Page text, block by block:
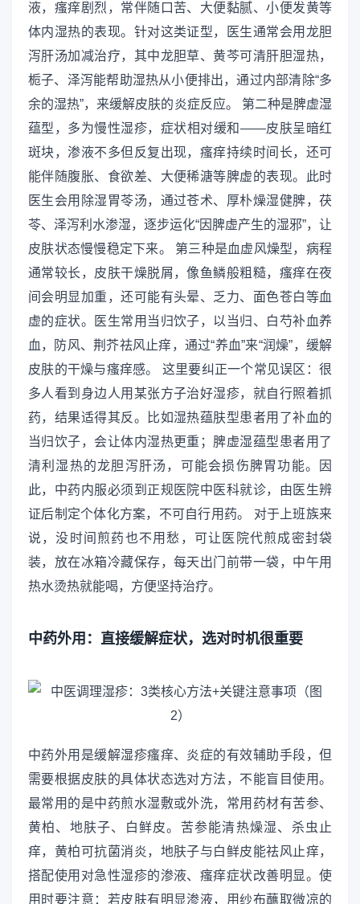
液，瘙痒剧烈，常伴随口苦、大便黏腻、小便发黄等
体内湿热的表现。针对这类证型，医生通常会用龙胆
泻肝汤加减治疗，其中龙胆草、黄芩可清肝胆湿热，
栀子、泽泻能帮助湿热从小便排出，通过内部清除“多
余的湿热”，来缓解皮肤的炎症反应。 第二种是脾虚湿
蕴型，多为慢性湿疹，症状相对缓和——皮肤呈暗红
斑块，渗液不多但反复出现，瘙痒持续时间长，还可
能伴随腹胀、食欲差、大便稀溏等脾虚的表现。此时
医生会用除湿胃苓汤，通过苍术、厚朴燥湿健脾，茯
苓、泽泻利水渗湿，逐步运化“因脾虚产生的湿邪”，让
皮肤状态慢慢稳定下来。 第三种是血虚风燥型，病程
通常较长，皮肤干燥脱屑，像鱼鳞般粗糙，瘙痒在夜
间会明显加重，还可能有头晕、乏力、面色苍白等血
虚的症状。医生常用当归饮子，以当归、白芍补血养
血，防风、荆芥祛风止痒，通过“养血”来“润燥”，缓解
皮肤的干燥与瘙痒感。 这里要纠正一个常见误区：很
多人看到身边人用某张方子治好湿疹，就自行照着抓
药，结果适得其反。比如湿热蕴肤型患者用了补血的
当归饮子，会让体内湿热更重；脾虚湿蕴型患者用了
清利湿热的龙胆泻肝汤，可能会损伤脾胃功能。因
此，中药内服必须到正规医院中医科就诊，由医生辨
证后制定个体化方案，不可自行用药。 对于上班族来
说，没时间煎药也不用愁，可让医院代煎成密封袋
装，放在冰箱冷藏保存，每天出门前带一袋，中午用
热水烫热就能喝，方便坚持治疗。
中药外用：直接缓解症状，选对时机很重要
中药外用是缓解湿疹瘙痒、炎症的有效辅助手段，但
需要根据皮肤的具体状态选对方法，不能盲目使用。
最常用的是中药煎水湿敷或外洗，常用药材有苦参、
黄柏、地肤子、白鲜皮。苦参能清热燥湿、杀虫止
痒，黄柏可抗菌消炎，地肤子与白鲜皮能祛风止痒，
搭配使用对急性湿疹的渗液、瘙痒症状改善明显。使
用时要注意：若皮肤有明显渗液，用纱布蘸取微凉的